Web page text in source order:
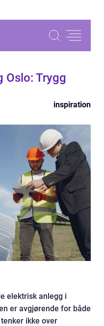
Oslo: Trygg
inspiration
elektrisk anlegg i
er avgjørende for både
ikke over